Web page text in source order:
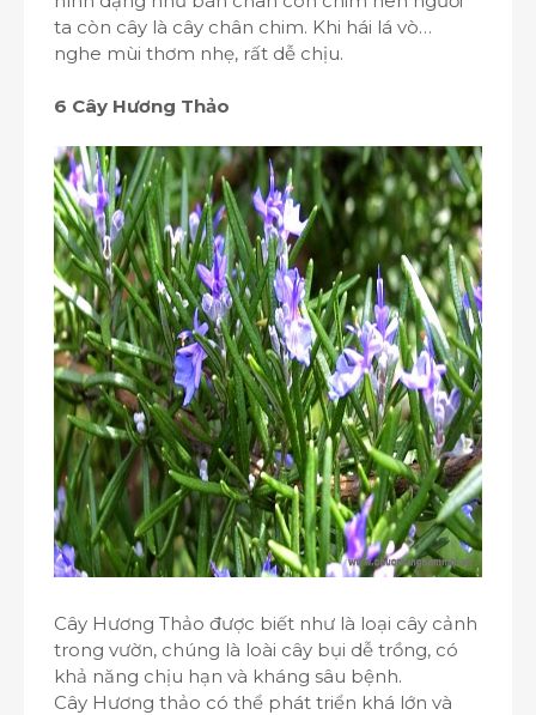
ta còn cây là cây chân chim. Khi hái lá vò…
nghe mùi thơm nhẹ, rất dễ chịu.
6 Cây Hương Thảo
Cây Hương Thảo được biết như là loại cây cảnh
trong vườn, chúng là loài cây bụi dễ trồng, có
khả năng chịu hạn và kháng sâu bệnh.
Cây Hương thảo có thể phát triển khá lớn và